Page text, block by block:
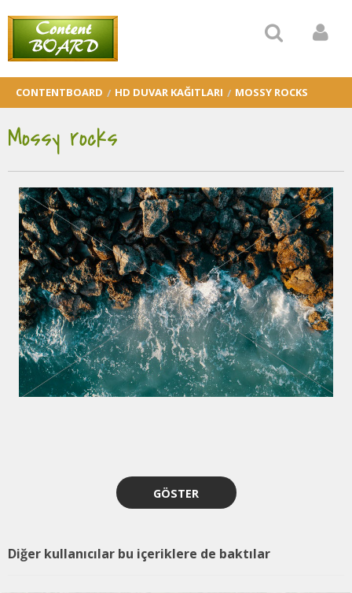
CONTENTBOARD HD DUVAR KAĞITLARI MOSSY ROCKS
Mossy rocks
GÖSTER
Diğer kullanıcılar bu içeriklere de baktılar